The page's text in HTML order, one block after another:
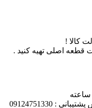
کالا !
قطعه اصلی تهیه کنید .
: 09124751330